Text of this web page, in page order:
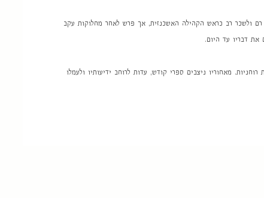
רם ולשכר רב כראש הקהילה האשכנזית, אך פרש לאחר מחלוקות עקב
דבריו עד היום.
מאחוריו ניצבים ספרי קודש, עדות לרוחב ידיעותיו ולעמלו